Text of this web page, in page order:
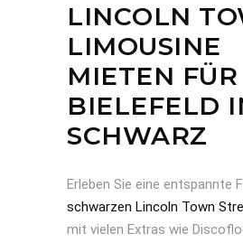
LINCOLN
LIMOUSINE
MIETEN FÜR
BIELEFELD
SCHWARZ
Erleben Sie eine entspannte
schwarzen Lincoln Town
mit vielen Extras wie